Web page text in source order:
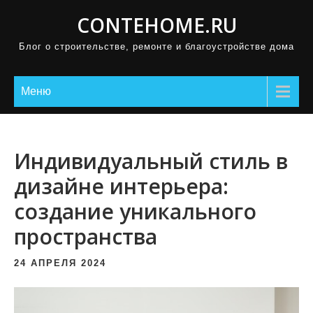
CONTEHOME.RU
Блог о строительстве, ремонте и благоустройстве дома
Меню
Индивидуальный стиль в
дизайне интерьера:
создание уникального
пространства
24 АПРЕЛЯ 2024